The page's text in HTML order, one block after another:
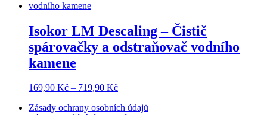
719,90 Kč
Isokor LM Descaling – Čistič
spárovačky a odstraňovač vodního
kamene
169,90 Kč – 719,90 KčRozpětí
169,90 Kč
Zásady ochrany osobních údajů